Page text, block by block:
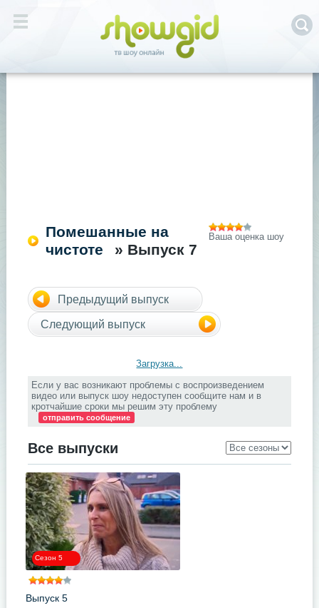
Помешанные на
чистоте
» Выпуск 7
Ваша оценка шоу
Предыдущий выпуск
Следующий выпуск
Загрузка...
Если у вас возникают проблемы с воспроизведением
видео или выпуск шоу недоступен сообщите нам и в
кротчайшие сроки мы решим эту проблему
отправить сообщение
Все выпуски
Сезон 5
Выпуск 5